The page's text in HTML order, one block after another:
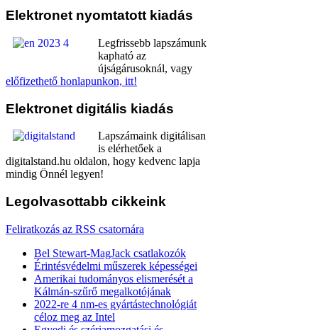
Elektronet nyomtatott kiadás
Legfrissebb lapszámunk
kapható az
újságárusoknál, vagy
előfizethető honlapunkon, itt!
Elektronet digitális kiadás
Lapszámaink digitálisan
is elérhetőek a
digitalstand.hu oldalon, hogy kedvenc lapja
mindig Önnél legyen!
Legolvasottabb cikkeink
Feliratkozás az RSS csatornára
Bel Stewart-MagJack csatlakozók
Érintésvédelmi műszerek képességei
Amerikai tudományos elismerését a
Kálmán-szűrő megalkotójának
2022-re 4 nm-es gyártástechnológiát
céloz meg az Intel